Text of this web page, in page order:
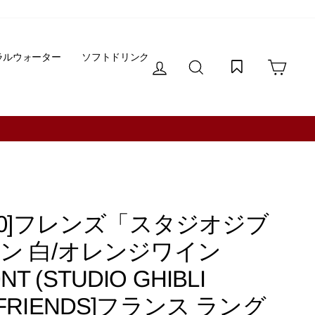
ルウォーター
ソフトドリンク
ログイン サイトを検索する
フレンズ「スタジオジブ
白/オレンジワイン
(STUDIO GHIBLI
フランス ラング